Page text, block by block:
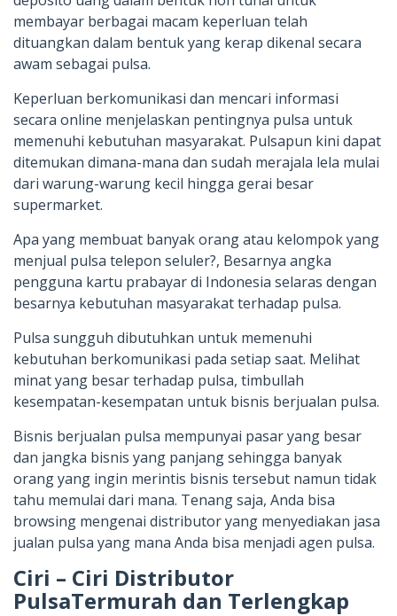
membayar berbagai macam keperluan telah
dituangkan dalam bentuk yang kerap dikenal secara
awam sebagai pulsa.
Keperluan berkomunikasi dan mencari informasi
secara online menjelaskan pentingnya pulsa untuk
memenuhi kebutuhan masyarakat. Pulsapun kini dapat
ditemukan dimana-mana dan sudah merajala lela mulai
dari warung-warung kecil hingga gerai besar
supermarket.
Apa yang membuat banyak orang atau kelompok yang
menjual pulsa telepon seluler?, Besarnya angka
pengguna kartu prabayar di Indonesia selaras dengan
besarnya kebutuhan masyarakat terhadap pulsa.
Pulsa sungguh dibutuhkan untuk memenuhi
kebutuhan berkomunikasi pada setiap saat. Melihat
minat yang besar terhadap pulsa, timbullah
kesempatan-kesempatan untuk bisnis berjualan pulsa.
Bisnis berjualan pulsa mempunyai pasar yang besar
dan jangka bisnis yang panjang sehingga banyak
orang yang ingin merintis bisnis tersebut namun tidak
tahu memulai dari mana. Tenang saja, Anda bisa
browsing mengenai distributor yang menyediakan jasa
jualan pulsa yang mana Anda bisa menjadi agen pulsa.
Ciri – Ciri Distributor
PulsaTermurah dan Terlengkap